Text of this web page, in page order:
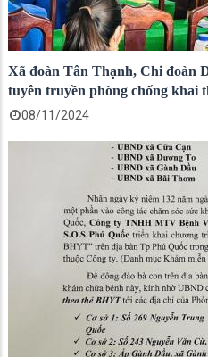
Xã đoàn Tân Thạnh, Chi đoàn
tuyên truyền phòng chống khai
08/11/2024